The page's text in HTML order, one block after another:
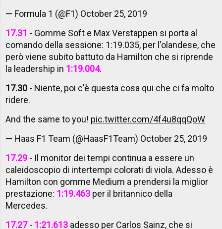
— Formula 1 (@F1) October 25, 2019
17.31 - Gomme Soft e Max Verstappen si porta al
comando della sessione: 1:19.035, per l'olandese, che
però viene subito battuto da Hamilton che si riprende
la leadership in 1:19.004.
17.30 - Niente, poi c'è questa cosa qui che ci fa molto
ridere.
And the same to you! pic.twitter.com/4f4u8qqQoW
— Haas F1 Team (@HaasF1Team) October 25, 2019
17.29 - Il monitor dei tempi continua a essere un
caleidoscopio di intertempi colorati di viola. Adesso è
Hamilton con gomme Medium a prendersi la miglior
prestazione: 1:19.463 per il britannico della
Mercedes.
17.27- 1:21.613 adesso per Carlos Sainz, che si